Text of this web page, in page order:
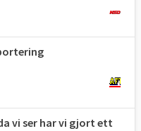
***,
Max
vi ser har vi gjort ett